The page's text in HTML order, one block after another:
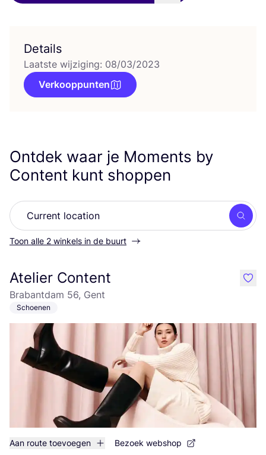
Details
Laatste wijziging: 08/03/2023
Verkooppunten
Ontdek waar je Moments by
Content kunt shoppen
Zoek
Toon alle 2 winkels in de buurt
Atelier Content
Brabantdam 56, Gent
Schoenen
Aan route toevoegen Bezoek webshop
like